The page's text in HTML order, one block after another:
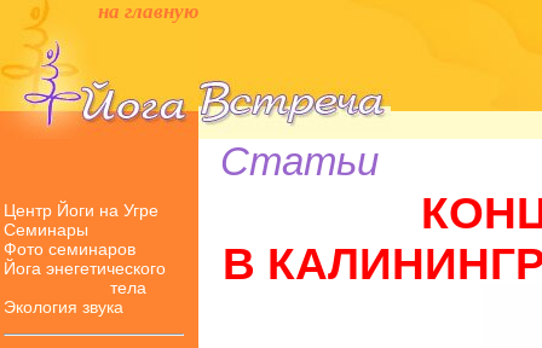
на главную
Центр Йоги на Угре
Семинары
Фото семинаров
Йога энегетического
тела
Экология звука
Статьи
В